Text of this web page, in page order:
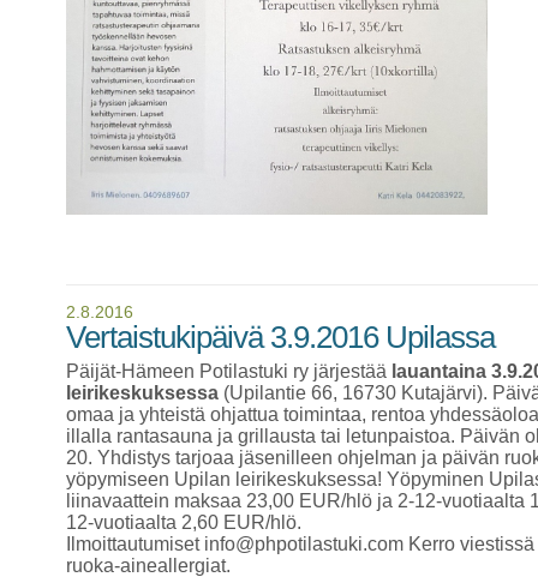
2.8.2016
Vertaistukipäivä 3.9.2016 Upilassa
Päijät-Hämeen Potilastuki ry järjestää lauantaina
leirikeskuksessa (Upilantie 66, 16730 Kutajärvi).
omaa ja yhteistä ohjattua toimintaa, rentoa
illalla rantasauna ja grillausta tai letunpaistoa. Päivän
20. Yhdistys tarjoaa jäsenilleen ohjelman ja päivän
yöpymiseen Upilan leirikeskuksessa! Yöpyminen
liinavaattein maksaa 23,00 EUR/hlö ja 2-12-
12-vuotiaalta 2,60 EUR/hlö.
Ilmoittautumiset info@phpotilastuki.com Kerro
ruoka-aineallergiat.